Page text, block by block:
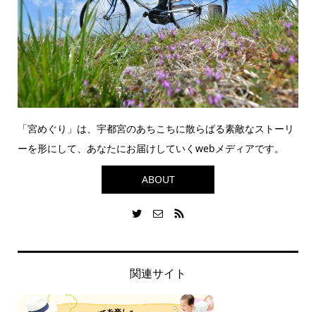
「宮めぐり」は、宇都宮のあちこちに散らばる素敵なストーリ
ーを形にして、あなたにお届けしていくwebメディアです。
ABOUT
関連サイト